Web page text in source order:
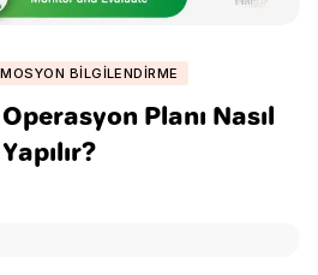
BILGILENDIRME
Planı Nasıl
Yapılır?